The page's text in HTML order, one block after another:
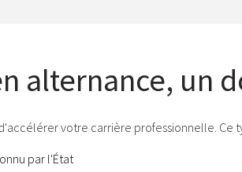
alternance, un
votre carrière professionnelle. Ce
par l'État